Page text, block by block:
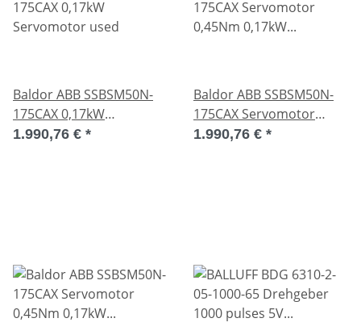
Baldor ABB SSBSM50N-
175CAX 0,17kW
Servomotor used
1.990,76 € *
Baldor ABB SSBSM50N-
175CAX Servomotor
0,45Nm 0,17kW
1.990,76 € *